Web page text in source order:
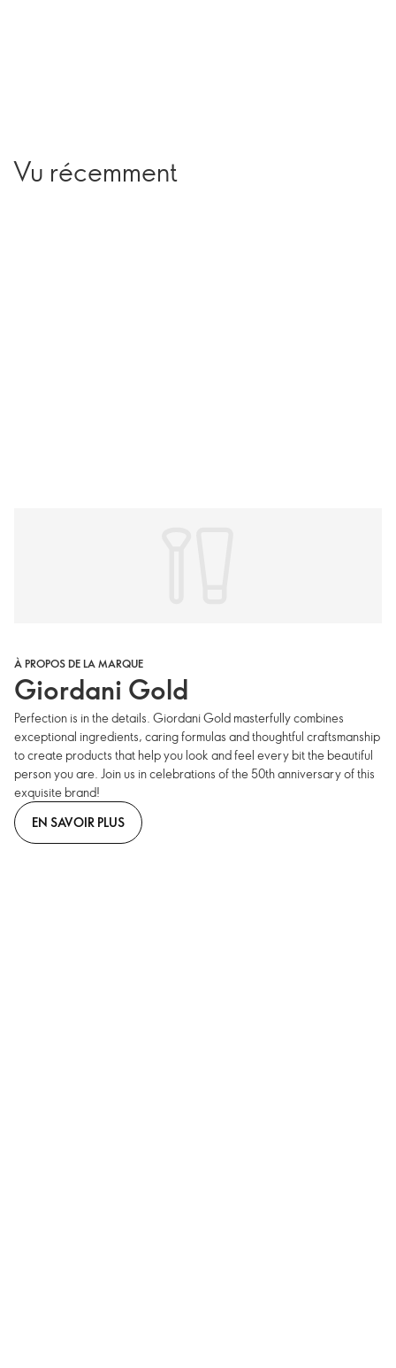
Vu récemment
À PROPOS DE LA MARQUE
Giordani Gold
Perfection is in the details. Giordani Gold masterfully combines
exceptional ingredients, caring formulas and thoughtful craftsmanship
to create products that help you look and feel every bit the beautiful
person you are. Join us in celebrations of the 50th anniversary of this
exquisite brand!
EN SAVOIR PLUS